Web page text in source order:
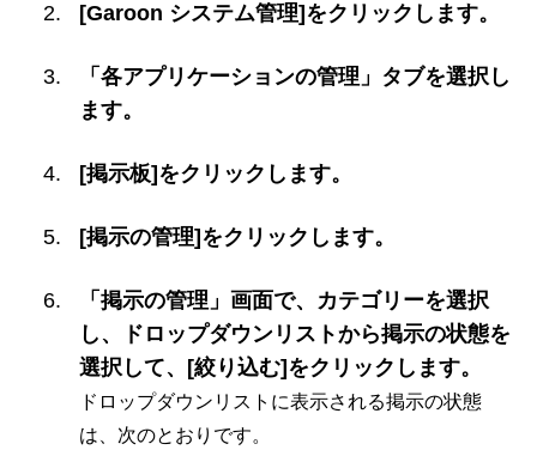
[Garoon システム管理]をクリックします。
「各アプリケーションの管理」タブを選択し
ます。
[掲示板]をクリックします。
[掲示の管理]をクリックします。
「掲示の管理」画面で、カテゴリーを選択
し、ドロップダウンリストから掲示の状態を
選択して、[絞り込む]をクリックします。
ドロップダウンリストに表示される掲示の状態
は、次のとおりです。